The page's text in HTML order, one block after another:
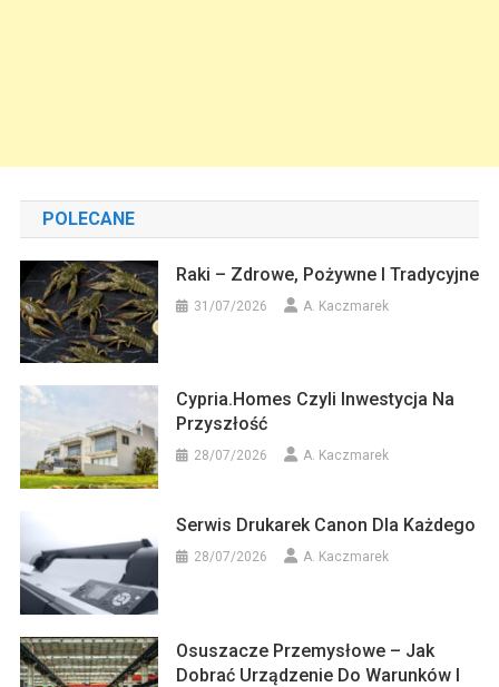
POLECANE
Raki – Zdrowe, Pożywne I Tradycyjne
31/07/2026 A. Kaczmarek
Cypria.homes Czyli Inwestycja Na
Przyszłość
28/07/2026 A. Kaczmarek
Serwis Drukarek Canon Dla Każdego
28/07/2026 A. Kaczmarek
Osuszacze Przemysłowe – Jak
Dobrać Urządzenie Do Warunków I